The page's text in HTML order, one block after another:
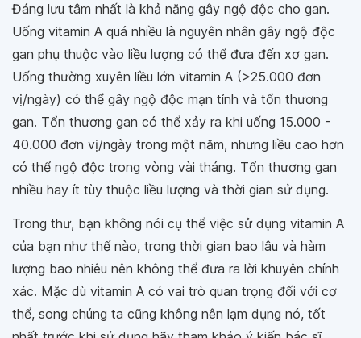
Đáng lưu tâm nhất là khả năng gây ngộ độc cho gan.
Uống vitamin A quá nhiều là nguyên nhân gây ngộ độc
gan phụ thuộc vào liều lượng có thể đưa đến xơ gan.
Uống thường xuyên liều lớn vitamin A (>25.000 đơn
vị/ngày) có thể gây ngộ độc mạn tính và tổn thương
gan. Tổn thương gan có thể xảy ra khi uống 15.000 -
40.000 đơn vị/ngày trong một năm, nhưng liều cao hơn
có thể ngộ độc trong vòng vài tháng. Tổn thương gan
nhiều hay ít tùy thuộc liều lượng và thời gian sử dụng.
Trong thư, bạn không nói cụ thể việc sử dụng vitamin A
của bạn như thế nào, trong thời gian bao lâu và hàm
lượng bao nhiêu nên không thể đưa ra lời khuyên chính
xác. Mặc dù vitamin A có vai trò quan trọng đối với cơ
thể, song chúng ta cũng không nên lạm dụng nó, tốt